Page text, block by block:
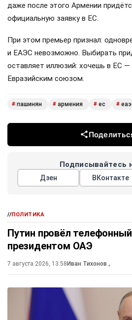
даже после этого Армении
официальную заявку в ЕС.
При этом премьер признал:
и ЕАЭС невозможно. Выбирать
оставляет иллюзий: хочешь в ЕС
Евразийским союзом.
# пашинян # армения # ес #
Подписывайтесь
Дзен ВКонтакте
//ПОЛИТИКА
Путин провёл
президентом ОАЭ
7 августа 2026, 13:58 Иван Тихонов ,